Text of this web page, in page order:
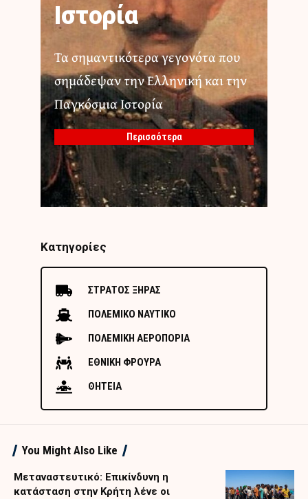
Ιστορία
Τα σημαντικότερα γεγονότα που
σημάδεψαν την Ελληνική και την
Παγκόσμια Ιστορία
Περισσότερα
Κατηγορίες
ΣΤΡΑΤΟΣ ΞΗΡΑΣ
ΠΟΛΕΜΙΚΟ ΝΑΥΤΙΚΟ
ΠΟΛΕΜΙΚΗ ΑΕΡΟΠΟΡΙΑ
ΕΘΝΙΚΗ ΦΡΟΥΡΑ
ΘΗΤΕΙΑ
You Might Also Like
Μεταναστευτικό: Επικίνδυνη η
κατάσταση στην Κρήτη λένε οι